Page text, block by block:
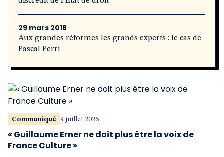
29 mars 2018
Aux grandes réformes les grands experts : le cas de
Pascal Perri
Communiqué 9 juillet 2026
« Guillaume Erner ne doit plus être la voix de
France Culture »